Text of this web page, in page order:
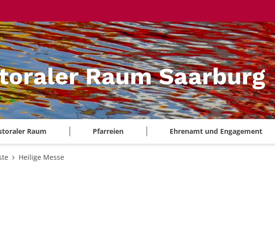
Raum Saarburg
Raum Pfarreien Ehrenamt und Engagement
Heilige Messe